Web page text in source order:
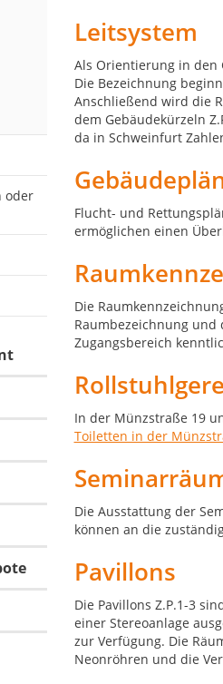
Leitsystem
Als Orientierung in den
Die Bezeichnung
Anschließend wird die
dem Gebäudekürzeln
da in Schweinfurt
Flucht- und
ermöglichen einen
Die
Raumbezeichnung und
Zugangsbereich
In der Münzstraße 19
Toiletten in der
Die Ausstattung der
können an die
Pavillons
Die Pavillons Z.P.1-3
einer Stereoanlage
zur Verfügung. Die
Neonröhren und die
oder